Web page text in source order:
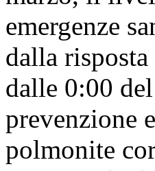
emergenze
dalla
dalle 0:00
prevenzione
polmonite